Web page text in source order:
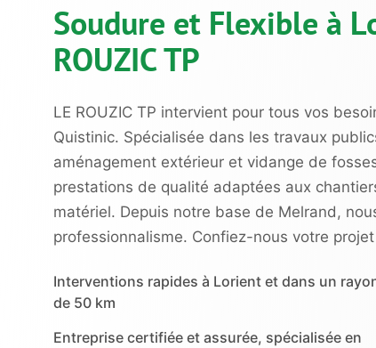
Soudure et Flexible à
ROUZIC TP
LE ROUZIC TP intervient pour tous vos
Quistinic. Spécialisée dans les travaux
aménagement extérieur et vidange de
prestations de qualité adaptées aux
matériel. Depuis notre base de Melrand,
professionnalisme. Confiez-nous votre
Interventions rapides à Lorient et dans un
de 50 km
Entreprise certifiée et assurée, spécialisée en